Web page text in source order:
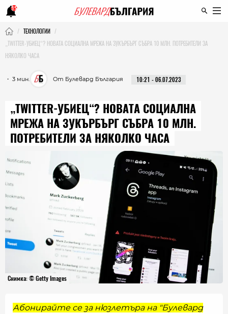
15
ТЕХНОЛОГИИ
„TWITTER-УБИЕЦ“? НОВАТА СОЦИАЛНА МРЕЖА НА ЗУКЪРБЪРГ СЪБРА 10 МЛН. ПОТРЕБИТЕЛИ ЗА
НЯКОЛКО ЧАСА
・ 3 мин. От Булевард България 10:21 - 06.07.2023
„TWITTER-УБИЕЦ“? НОВАТА СОЦИАЛНА
МРЕЖА НА ЗУКЪРБЪРГ СЪБРА 10 МЛН.
ПОТРЕБИТЕЛИ ЗА НЯКОЛКО ЧАСА
Снимка: © Getty Images
Абонирайте се за нюзлетъра на "Булевард